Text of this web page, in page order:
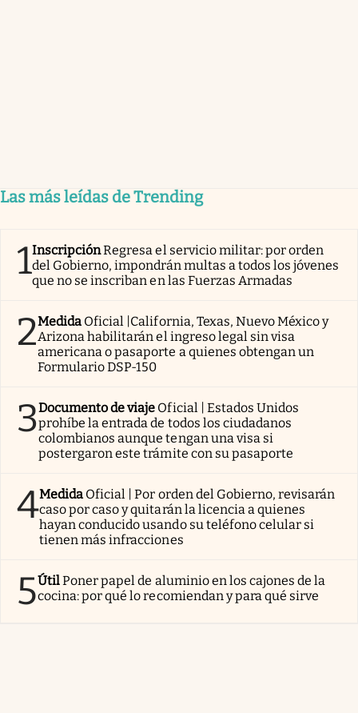
Las más leídas de Trending
1InscripciónRegresa el servicio militar: por orden
del Gobierno, impondrán multas a todos los jóvenes
que no se inscriban en las Fuerzas Armadas
2Medida Oficial |California, Texas, Nuevo México y
Arizona habilitarán el ingreso legal sin visa
americana o pasaporte a quienes obtengan un
Formulario DSP-150
3Documento de viaje Oficial | Estados Unidos
prohíbe la entrada de todos los ciudadanos
colombianos aunque tengan una visa si
postergaron este trámite con su pasaporte
4Medida Oficial | Por orden del Gobierno, revisarán
caso por caso y quitarán la licencia a quienes
hayan conducido usando su teléfono celular si
tienen más infracciones
5ÚtilPoner papel de aluminio en los cajones de la
cocina: por qué lo recomiendan y para qué sirve